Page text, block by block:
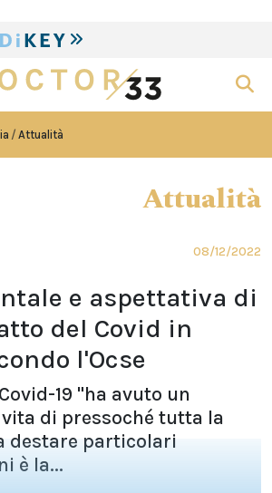
Attualità
Attualità
08/12/2022
e aspettativa di
del Covid in
l'Ocse
19 "ha avuto un
di pressoché tutta la
destare particolari
è la...